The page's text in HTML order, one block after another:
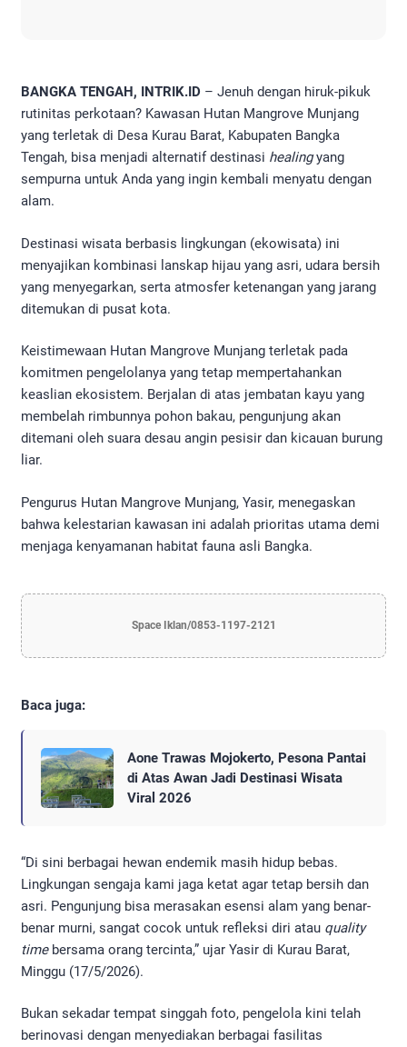
BANGKA TENGAH, INTRIK.ID – Jenuh dengan hiruk-pikuk
rutinitas perkotaan? Kawasan Hutan Mangrove Munjang
yang terletak di Desa Kurau Barat, Kabupaten Bangka
Tengah, bisa menjadi alternatif destinasi healingyang
sempurna untuk Anda yang ingin kembali menyatu dengan
alam.
​Destinasi wisata berbasis lingkungan (ekowisata) ini
menyajikan kombinasi lanskap hijau yang asri, udara bersih
yang menyegarkan, serta atmosfer ketenangan yang jarang
ditemukan di pusat kota.
​Keistimewaan Hutan Mangrove Munjang terletak pada
komitmen pengelolanya yang tetap mempertahankan
keaslian ekosistem. Berjalan di atas jembatan kayu yang
membelah rimbunnya pohon bakau, pengunjung akan
ditemani oleh suara desau angin pesisir dan kicauan burung
liar.
​Pengurus Hutan Mangrove Munjang, Yasir, menegaskan
bahwa kelestarian kawasan ini adalah prioritas utama demi
menjaga kenyamanan habitat fauna asli Bangka.
Space Iklan/0853-1197-2121
Baca juga:
Aone Trawas Mojokerto, Pesona Pantai
di Atas Awan Jadi Destinasi Wisata
Viral 2026
​“Di sini berbagai hewan endemik masih hidup bebas.
Lingkungan sengaja kami jaga ketat agar tetap bersih dan
asri. Pengunjung bisa merasakan esensi alam yang benar-
benar murni, sangat cocok untuk refleksi diri atau quality
timebersama orang tercinta,” ujar Yasir di Kurau Barat,
Minggu (17/5/2026).
​Bukan sekadar tempat singgah foto, pengelola kini telah
berinovasi dengan menyediakan berbagai fasilitas